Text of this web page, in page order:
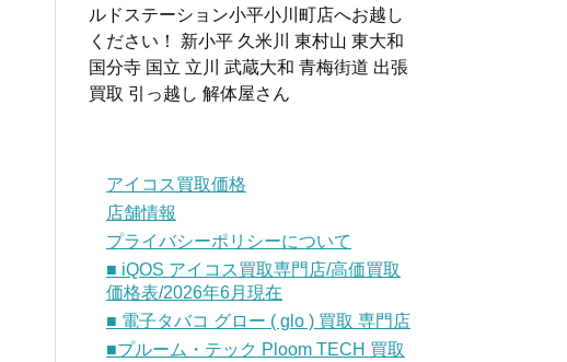
ルドステーション小平小川町店へお越し
ください！ 新小平 久米川 東村山 東大和
国分寺 国立 立川 武蔵大和 青梅街道 出張
買取 引っ越し 解体屋さん
アイコス買取価格
店舗情報
プライバシーポリシーについて
■ iQOS アイコス買取専門店/高価買取
価格表/2026年6月現在
■ 電子タバコ グロー ( glo ) 買取 専門店
■プルーム・テック Ploom TECH 買取